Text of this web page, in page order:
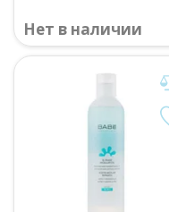
Нет в наличии